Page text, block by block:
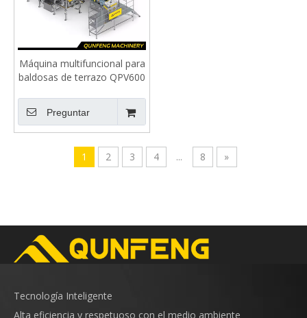
Máquina multifuncional para
baldosas de terrazo QPV600
Preguntar
1 2 3 4 ... 8 »
Tecnología Inteligente
Alta eficiencia y respetuoso con el medio ambiente